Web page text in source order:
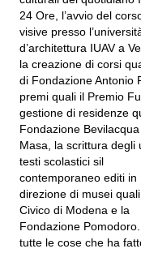
24 Ore, l’avvio del
visive presso
d’architettura IUAV a
la creazione di corsi
di Fondazione Antonio
premi quali il Premio
gestione di residenze
Fondazione
Masa, la scrittura degli
testi scolastici sil
contemporaneo editi in
direzione di musei
Civico di Modena e la
Fondazione
tutte le cose che ha